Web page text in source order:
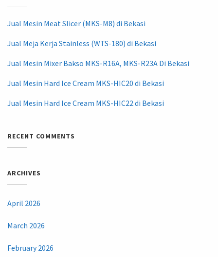
Jual Mesin Meat Slicer (MKS-M8) di Bekasi
Jual Meja Kerja Stainless (WTS-180) di Bekasi
Jual Mesin Mixer Bakso MKS-R16A, MKS-R23A Di Bekasi
Jual Mesin Hard Ice Cream MKS-HIC20 di Bekasi
Jual Mesin Hard Ice Cream MKS-HIC22 di Bekasi
RECENT COMMENTS
ARCHIVES
April 2026
March 2026
February 2026